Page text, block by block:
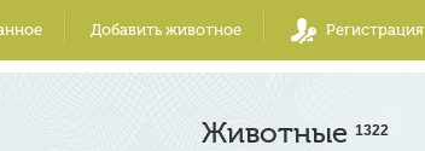
Добавить животное Регистрация
Животные 1322